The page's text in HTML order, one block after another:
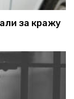
за кражу